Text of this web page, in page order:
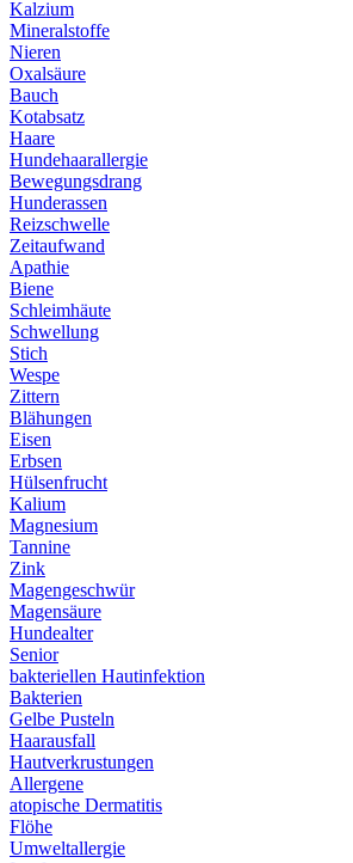
Kalzium
Mineralstoffe
Nieren
Oxalsäure
Bauch
Kotabsatz
Haare
Hundehaarallergie
Bewegungsdrang
Hunderassen
Reizschwelle
Zeitaufwand
Apathie
Biene
Schleimhäute
Schwellung
Stich
Wespe
Zittern
Blähungen
Eisen
Erbsen
Hülsenfrucht
Kalium
Magnesium
Tannine
Zink
Magengeschwür
Magensäure
Hundealter
Senior
bakteriellen Hautinfektion
Bakterien
Gelbe Pusteln
Haarausfall
Hautverkrustungen
Allergene
atopische Dermatitis
Flöhe
Umweltallergie